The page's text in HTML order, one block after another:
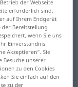
antippen)
der Webseite
erforderlich sind,
auf Ihrem Endgerät
der Bereitstellung
wenn Sie uns
Einverständnis
Akzeptieren“. Sie
unserer
zu den Cookies
Sie einfach auf den
zu der